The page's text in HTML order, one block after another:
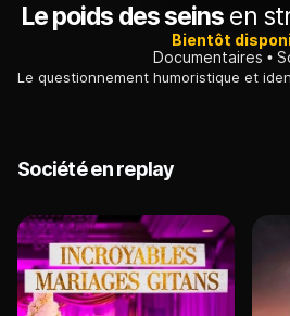
Le poids des seins en
Bientôt
Documentaires
Société en replay